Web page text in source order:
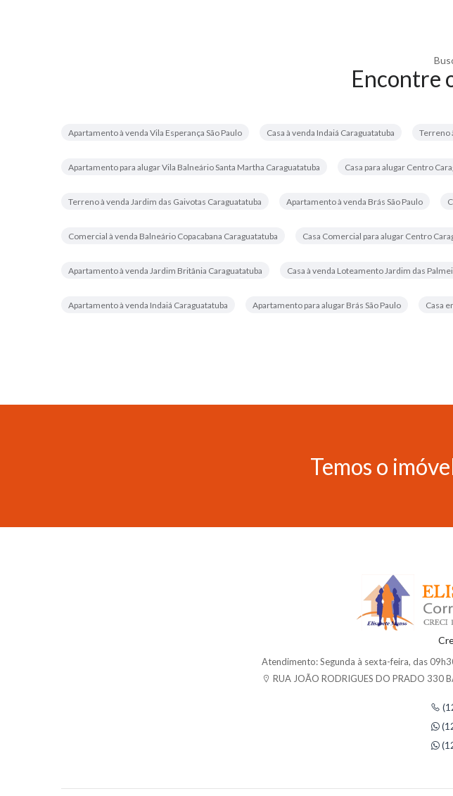
Encontre
Apartamento à venda Vila Esperança São Paulo Casa à venda Indaiá Caraguatatuba Terreno
Apartamento para alugar Vila Balneário Santa Martha Caraguatatuba Casa para alugar Centro
Terreno à venda Jardim das Gaivotas Caraguatatuba Apartamento à venda Brás São Paulo
Comercial à venda Balneário Copacabana Caraguatatuba Casa Comercial para alugar Centro
Apartamento à venda Jardim Britânia Caraguatatuba Casa à venda Loteamento Jardim das
Apartamento à venda Indaiá Caraguatatuba Apartamento para alugar Brás São Paulo Casa
Temos o
Atendimento: Segunda à sexta-feira, das
RUA JOÃO RODRIGUES DO PRADO 330